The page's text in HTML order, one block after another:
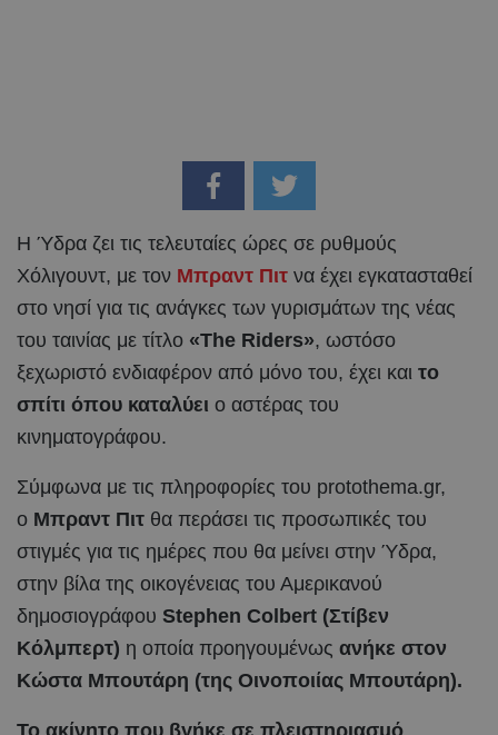
Η Ύδρα ζει τις τελευταίες ώρες σε ρυθμούς
Χόλιγουντ, με τον Μπραντ Πιτ να έχει εγκατασταθεί
στο νησί για τις ανάγκες των γυρισμάτων της νέας
του ταινίας με τίτλο «The Riders», ωστόσο
ξεχωριστό ενδιαφέρον από μόνο του, έχει και το
σπίτι όπου καταλύει ο αστέρας του
κινηματογράφου.
Σύμφωνα με τις πληροφορίες του protothema.gr,
ο Μπραντ Πιτ θα περάσει τις προσωπικές του
στιγμές για τις ημέρες που θα μείνει στην Ύδρα,
στην βίλα της οικογένειας του Αμερικανού
δημοσιογράφου Stephen Colbert (Στίβεν
Κόλμπερτ) η οποία προηγουμένως ανήκε στον
Κώστα Μπουτάρη (της Οινοποιίας Μπουτάρη).
Το ακίνητο που βγήκε σε πλειστηριασμό